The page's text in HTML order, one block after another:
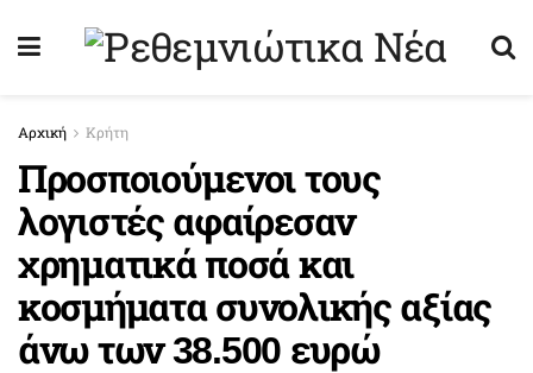
Αρχική Κρήτη
Προσποιούμενοι τους
λογιστές αφαίρεσαν
χρηματικά ποσά και
κοσμήματα συνολικής αξίας
άνω των 38.500 ευρώ